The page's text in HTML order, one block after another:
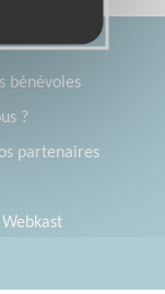
bénévoles
?
partenaires
Webkast